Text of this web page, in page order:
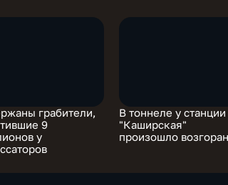
грабители,
9
у
В тоннеле у станции
"Каширская"
произошло